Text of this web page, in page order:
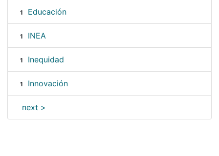
1 Educación
1 INEA
1 Inequidad
1 Innovación
next >